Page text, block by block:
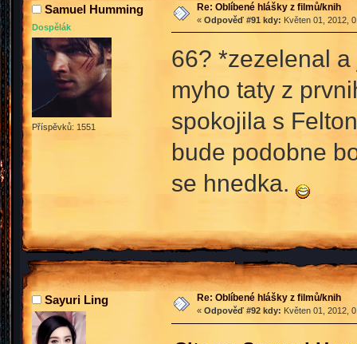
Samuel Humming
Dospělák
Příspěvků: 1551
Re: Oblíbené hlášky z filmů/knih
« Odpověď #91 kdy: Květen 01, 2012,
66? *zezelenal
myho taty z
spokojila s
bude podobne
se hnedka.
Sayuri Ling Re: Oblíbené hlášky z filmů/knih
« Odpověď #92 kdy: Květen 01, 2012,